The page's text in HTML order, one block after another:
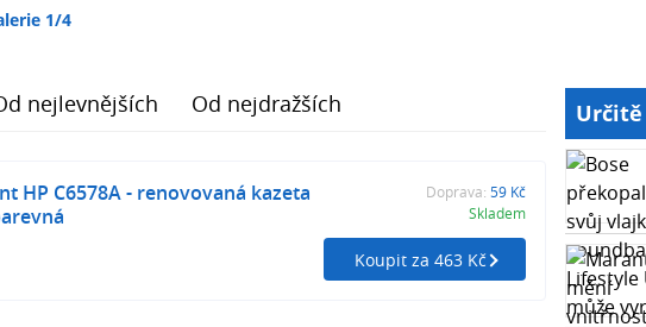
1/4
nejlevnějších Od nejdražších
HP C6578A - renovovaná kazeta
Doprava: 59 Kč
Skladem
Koupit za 463 Kč